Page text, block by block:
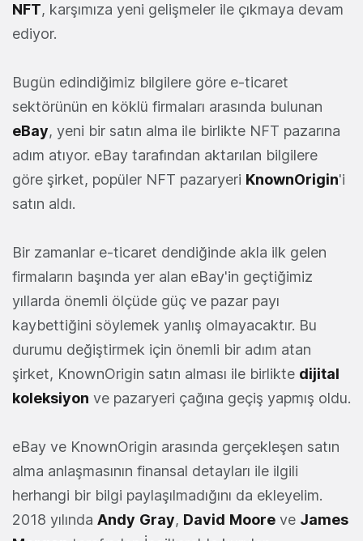
NFT, karşımıza yeni gelişmeler ile çıkmaya devam
ediyor.
Bugün edindiğimiz bilgilere göre e-ticaret
sektörünün en köklü firmaları arasında bulunan
eBay, yeni bir satın alma ile birlikte NFT pazarına
adım atıyor. eBay tarafından aktarılan bilgilere
göre şirket, popüler NFT pazaryeri KnownOrigin'i
satın aldı.
Bir zamanlar e-ticaret dendiğinde akla ilk gelen
firmaların başında yer alan eBay'in geçtiğimiz
yıllarda önemli ölçüde güç ve pazar payı
kaybettiğini söylemek yanlış olmayacaktır. Bu
durumu değiştirmek için önemli bir adım atan
şirket, KnownOrigin satın alması ile birlikte dijital
koleksiyon ve pazaryeri çağına geçiş yapmış oldu.
eBay ve KnownOrigin arasında gerçekleşen satın
alma anlaşmasının finansal detayları ile ilgili
herhangi bir bilgi paylaşılmadığını da ekleyelim.
2018 yılında Andy Gray, David Moore ve James